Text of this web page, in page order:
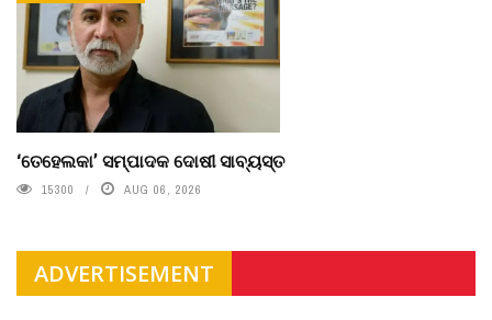
‘ତେହେଲକା’ ସମ୍ପାଦକ ଦୋଷୀ ସାବ୍ୟସ୍ତ
15300 AUG 06, 2026
ADVERTISEMENT